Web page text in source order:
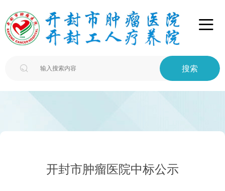

 搜索
开封市肿瘤医院中标公示